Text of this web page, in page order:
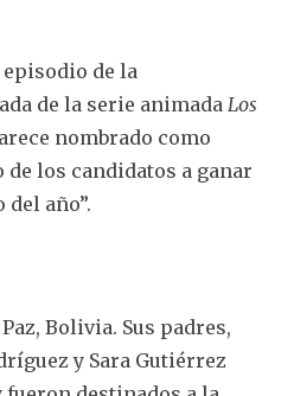
episodio de la
de la serie animada Los
nombrado como
de los candidatos a ganar
año”.
Bolivia. Sus padres,
y Sara Gutiérrez